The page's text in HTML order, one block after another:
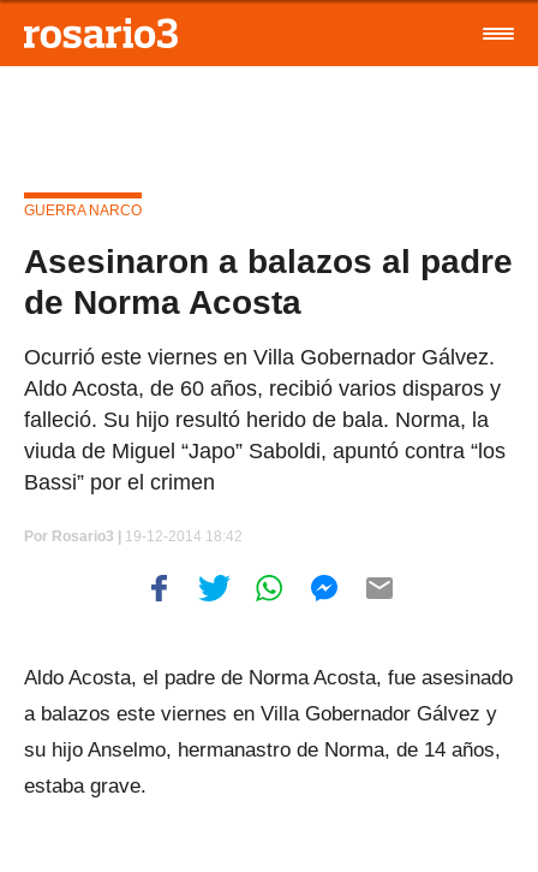
GUERRA NARCO
Asesinaron a balazos al padre
de Norma Acosta
Ocurrió este viernes en Villa Gobernador Gálvez.
Aldo Acosta, de 60 años, recibió varios disparos y
falleció. Su hijo resultó herido de bala. Norma, la
viuda de Miguel “Japo” Saboldi, apuntó contra “los
Bassi” por el crimen
Por Rosario3 | 19-12-2014 18:42
Aldo Acosta, el padre de Norma Acosta, fue asesinado
a balazos este viernes en Villa Gobernador Gálvez y
su hijo Anselmo, hermanastro de Norma, de 14 años,
estaba grave.